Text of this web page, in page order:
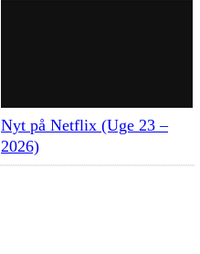
Nyt på Netflix (Uge 23 –
2026)